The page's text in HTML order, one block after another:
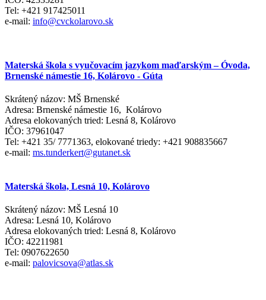
Tel: +421 917425011
e-mail: info@cvckolarovo.sk
Materská škola s vyučovacím jazykom maďarským – Óvoda,
Brnenské námestie 16, Kolárovo - Gúta
Skrátený názov: MŠ Brnenské
Adresa: Brnenské námestie 16, Kolárovo
Adresa elokovaných tried: Lesná 8, Kolárovo
IČO: 37961047
Tel: +421 35/ 7771363, elokované triedy: +421 908835667
e-mail: ms.tunderkert@gutanet.sk
Materská škola, Lesná 10, Kolárovo
Skrátený názov: MŠ Lesná 10
Adresa: Lesná 10, Kolárovo
Adresa elokovaných tried: Lesná 8, Kolárovo
IČO: 42211981
Tel: 0907622650
e-mail: palovicsova@atlas.sk